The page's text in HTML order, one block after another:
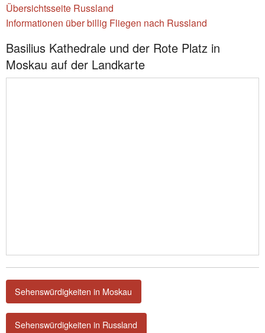
Übersichtsseite Russland
Informationen über billig Fliegen nach Russland
Basilius Kathedrale und der Rote Platz in
Moskau auf der Landkarte
Sehenswürdigkeiten in Moskau
Sehenswürdigkeiten in Russland